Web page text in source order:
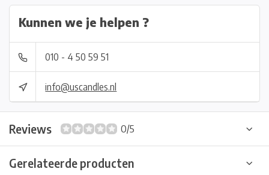
Kunnen we je helpen ?
010 - 4 50 59 51
info@uscandles.nl
Reviews 0/5
Gerelateerde producten